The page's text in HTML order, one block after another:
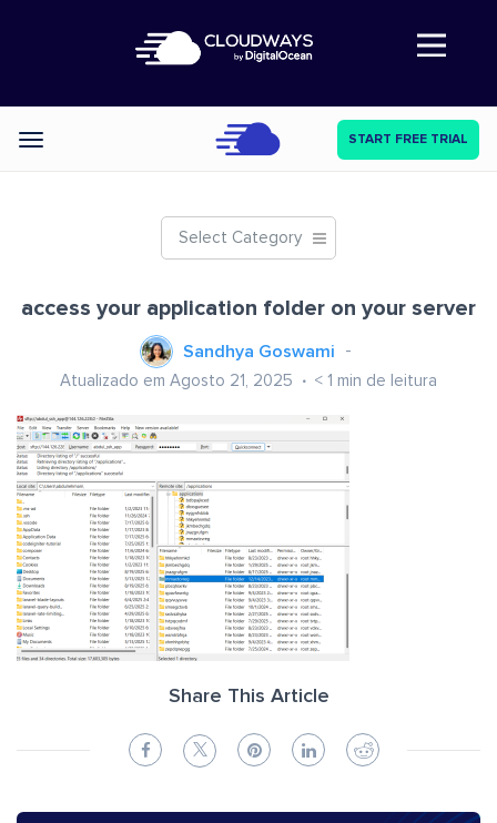
Abre a navegação
Categories START FREE TRIAL
Select Category
access your application folder on your server
Sandhya Goswami
Atualizado em Agosto 21, 2025 < 1 min de leitura
Share This Article